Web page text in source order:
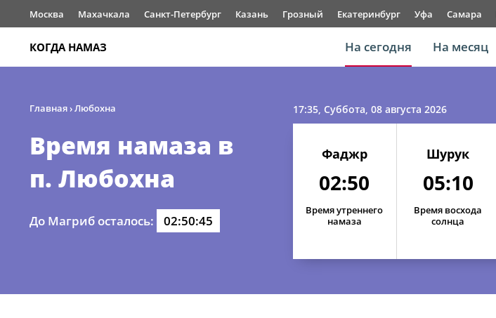
Москва Махачкала Санкт-Петербург Казань Грозный Екатеринбург Уфа Самара
КОГДА НАМАЗ На сегодня На месяц
Главная›Любохна
Время намаза в
п. Любохна
До Магриб осталось: 02:50:45
17:35, Суббота, 08 августа 2026
Фаджр
02:50
Время утреннего
намаза
Шурук
05:10
Время восхода
солнца